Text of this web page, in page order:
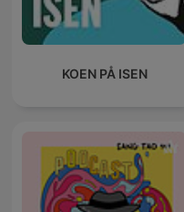
KOEN PÅ ISEN